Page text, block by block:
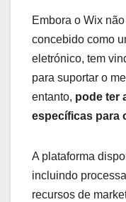
Embora o Wix
concebido como
eletrónico, tem
para suportar o
entanto, pode ter
específicas para
A plataforma
incluindo
recursos de